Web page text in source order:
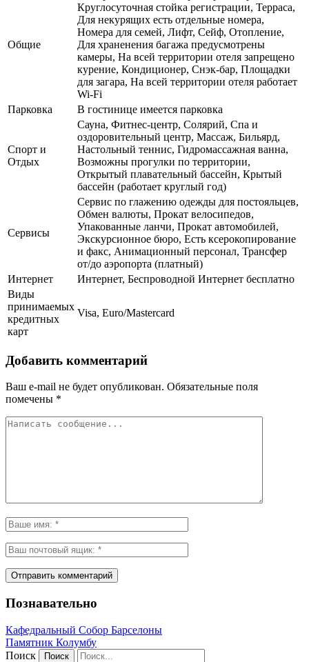
Общие
Круглосуточная стойка регистрации, Терраса,
Для некурящих есть отдельные номера,
Номера для семей, Лифт, Сейф, Отопление,
Для храненения багажа предусмотрены
камеры, На всей территории отеля запрещено
курение, Кондиционер, Снэк-бар, Площадки
для загара, На всей территории отеля работает
Wi-Fi
Парковка
В гостинице имеется парковка
Спорт и
Отдых
Сауна, Фитнес-центр, Солярий, Спа и
оздоровительный центр, Массаж, Бильярд,
Настольный теннис, Гидромассажная ванна,
Возможны прогулки по территории,
Открытый плавательный бассейн, Крытый
бассейн (работает круглый год)
Сервисы
Сервис по глажению одежды для постояльцев,
Обмен валюты, Прокат велосипедов,
Упакованные ланчи, Прокат автомобилей,
Экскурсионное бюро, Есть ксерокопирование
и факс, Анимационный персонал, Трансфер
от/до аэропорта (платный)
Интернет
Интернет, Беспроводной Интернет бесплатно
Виды
принимаемых
кредитных
карт
Visa, Euro/Mastercard
Добавить комментарий
Ваш e-mail не будет опубликован. Обязательные поля
помечены *
Познавательно
Кафeдрaльный Собор Барселоны
Пaмятник Колумбу
Поиск